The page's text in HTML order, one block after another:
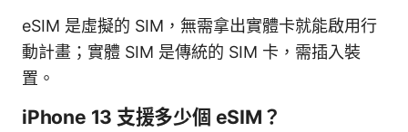
eSIM 是虛擬的 SIM，無需拿出實體卡就能啟用行
動計畫；實體 SIM 是傳統的 SIM 卡，需插入裝
置。
iPhone 13 支援多少個 eSIM？